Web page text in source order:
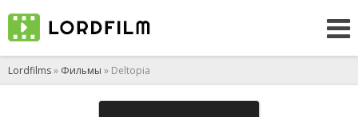
Lordfilms» Фильмы » Deltopia